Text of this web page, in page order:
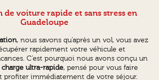
de voiture rapide et sans stress en
Guadeloupe
, nous savons qu’après un vol, vous avez
rapidement votre véhicule et
C’est pourquoi nous avons conçu un
ultra-rapide, pensé pour vous faire
profiter immédiatement de votre séjour.